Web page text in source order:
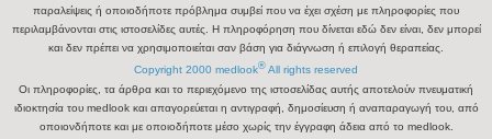
παραλείψεις ή οποιοδήποτε πρόβλημα συμβεί που να έχει σχέση με πληροφορίες που
περιλαμβάνονται στις ιστοσελίδες αυτές. Η πληροφόρηση που δίνεται εδώ δεν είναι, δεν μπορεί
και δεν πρέπει να χρησιμοποιείται σαν βάση για διάγνωση ή επιλογή θεραπείας.
Copyright 2000 medlook® All rights reserved
Οι πληροφορίες, τα άρθρα και το περιεχόμενο της ιστοσελίδας αυτής αποτελούν πνευματική
ιδιοκτησία του medlook και απαγορεύεται η αντιγραφή, δημοσίευση ή αναπαραγωγή του, από
οποιονδήποτε και με οποιοδήποτε μέσο χωρίς την έγγραφη άδεια από το medlook.